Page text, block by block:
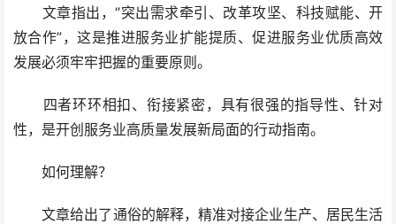
文章指出，“突出需求牵引、改革攻坚、科技赋能、开
放合作”，这是推进服务业扩能提质、促进服务业优质高效
发展必须牢牢把握的重要原则。
四者环环相扣、衔接紧密，具有很强的指导性、针对
性，是开创服务业高质量发展新局面的行动指南。
如何理解？
文章给出了通俗的解释，精准对接企业生产、居民生活